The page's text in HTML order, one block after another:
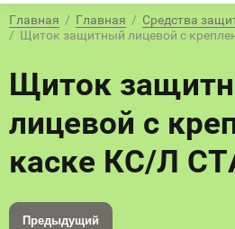
Главная
  /
Главная
  /
Средства
/  Щиток защитный лицевой с
Щиток
лицевой с
каске КС/Л
Предыдущий